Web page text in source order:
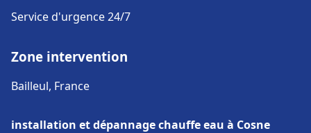
Service d'urgence 24/7
Zone intervention
Bailleul, France
installation et dépannage chauffe eau à Cosne